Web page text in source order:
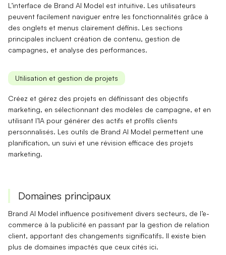
L’interface de Brand AI Model est intuitive. Les utilisateurs
peuventfacilement naviguer entre les fonctionnalités grâce à
des onglets et menus clairement définis. Les sections
principales incluent création de contenu, gestion de
campagnes, et analyse des performances.
Utilisation et gestion de projets
Créez et gérez des projets en définissant des objectifs
marketing, en sélectionnant des modèles de campagne, et en
utilisant l’IA pour générer des actifs et profils clients
personnalisés. Les outils de Brand AI Model permettent une
planification, un suivi et une révision efficace des projets
marketing.
Domaines principaux
Brand AI Model influence positivement divers secteurs, de l’e-
commerce à la publicité en passant par la gestion de relation
client, apportant des changements significatifs. Il existe bien
plus de domaines impactés que ceux cités ici.